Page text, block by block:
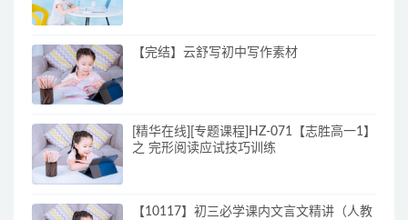
【完结】云舒写初中写作素材
[精华在线][专题课程]HZ-071【志胜高一1】
之 完形阅读应试技巧训练
【10117】初三必学课内文言文精讲（人教